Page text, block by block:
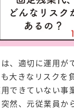
は、適切に運用が
大きなリスクを
できていない事
然、元従業員か